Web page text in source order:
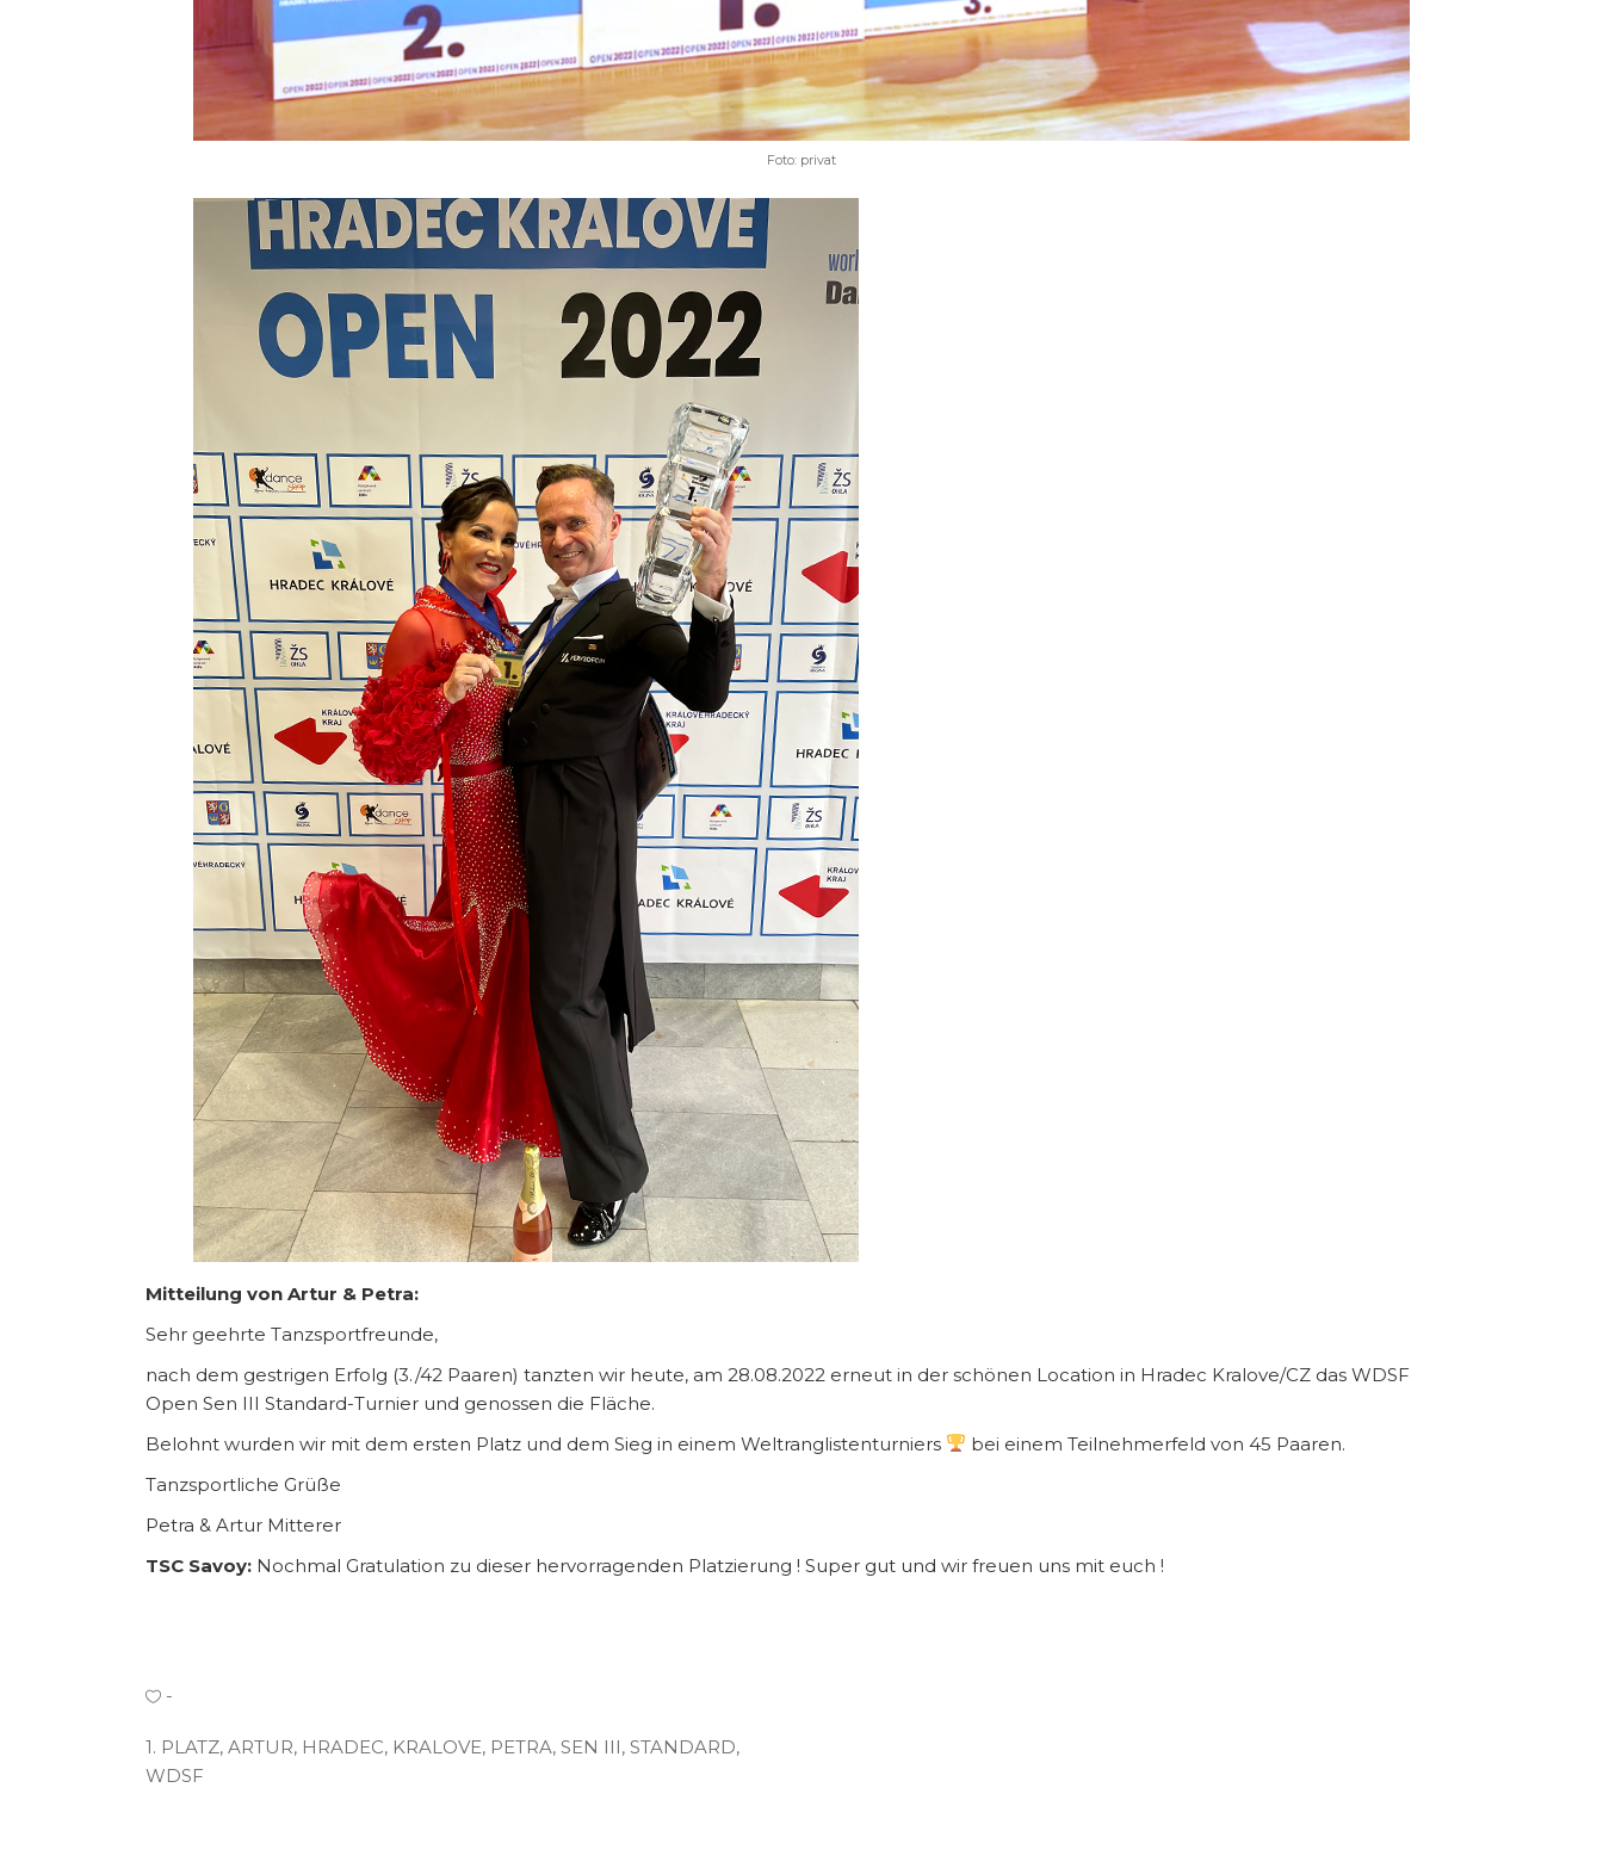
Foto: privat
Mitteilung von Artur & Petra:
Sehr geehrte Tanzsportfreunde,
nach dem gestrigen Erfolg (3./42 Paaren) tanzten wir heute, am 28.08.2022 erneut in der schönen Location in Hradec Kralove/CZ das WDSF
Open Sen III Standard-Turnier und genossen die Fläche.
Belohnt wurden wir mit dem ersten Platz und dem Sieg in einem Weltranglistenturniers
bei einem Teilnehmerfeld von 45 Paaren.
Tanzsportliche Grüße
Petra & Artur Mitterer
TSC Savoy: Nochmal Gratulation zu dieser hervorragenden Platzierung ! Super gut und wir freuen uns mit euch !
1. PLATZ, ARTUR, HRADEC, KRALOVE, PETRA, SEN III, STANDARD,
WDSF